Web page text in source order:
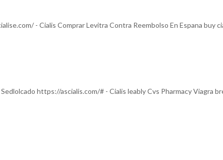
- Cialis Comprar Levitra Contra Reembolso En Espana buy
https://ascialis.com/# - Cialis leably Cvs Pharmacy Viagra